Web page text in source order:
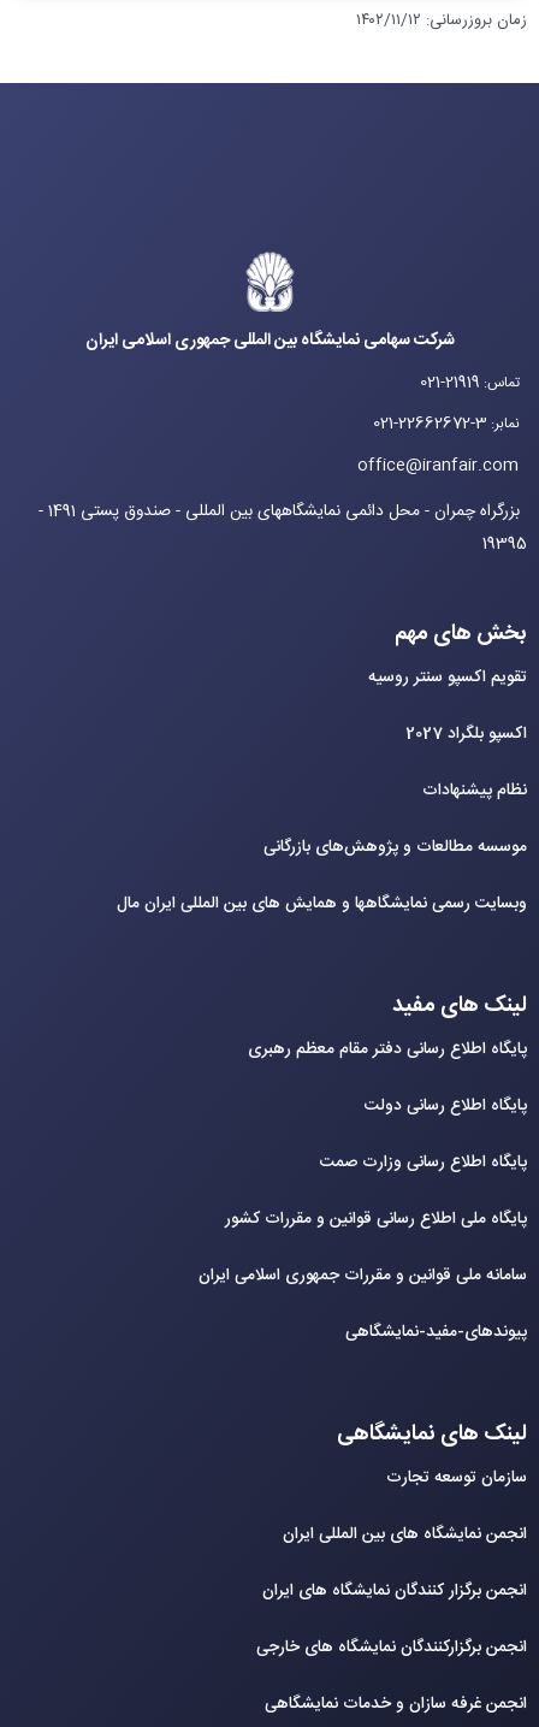
زمان بروزرسانی: ۱۴۰۲/۱۱/۱۲
شرکت سهامی نمایشگاه بین المللی جمهوری اسلامی ایران
تماس:
021-21919
نمابر:
021-22662672-3
office@iranfair.com
بزرگراه چمران - محل دائمی نمایشگاههای بین المللی - صندوق پستی 1491 -
19395
بخش های مهم
تقویم اکسپو سنتر روسیه
اکسپو بلگراد 2027
نظام پیشنهادات
موسسه مطالعات و پژوهش‌های بازرگانی
وبسایت رسمی نمایشگاهها و همایش های بین‌ المللی ایران مال
لینک های مفید
پایگاه اطلاع رسانی دفتر مقام معظم رهبری
پایگاه اطلاع رسانی دولت
پایگاه اطلاع رسانی وزارت صمت
پایگاه ملی اطلاع رسانی قوانین و مقررات کشور
سامانه ملی قوانین و مقررات جمهوری اسلامی ایران
پیوندهای-مفید-نمایشگاهی
لینک های نمایشگاهی
سازمان توسعه تجارت
انجمن نمایشگاه های بین المللی ایران
انجمن برگزار کنندگان نمایشگاه های ایران
انجمن برگزارکنندگان نمایشگاه های خارجی
انجمن غرفه سازان و خدمات نمایشگاهی